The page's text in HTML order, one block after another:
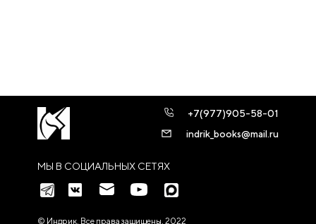
МЫ В СОЦИАЛЬНЫХ СЕТЯХ
+7(977)905-58-01
indrik_books@mail.ru
© Индрик. Все права защищены, 2022